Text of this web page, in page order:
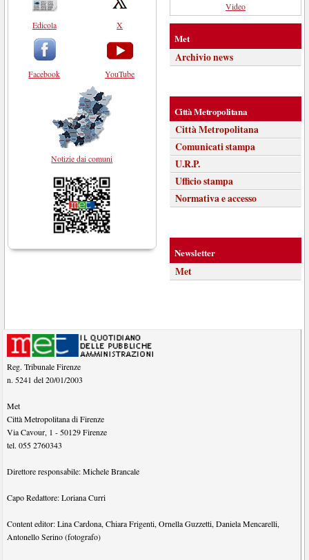
Edicola
Facebook
X
YouTube
Notizie dai comuni
Video
Met
Archivio news
Città Metropolitana
Città Metropolitana
Comunicati stampa
U.R.P.
Ufficio stampa
Normativa e accesso
Newsletter
Met
Reg. Tribunale Firenze
n. 5241 del 20/01/2003
Met
Città Metropolitana di Firenze
Via Cavour, 1 -50129 Firenze
tel.055 2760343
Direttore responsabile:Michele Brancale
Capo Redattore:Loriana Curri
Content editor:Lina Cardona,Chiara Frigenti,Ornella Guzzetti,Daniela Mencarelli,
Antonello Serino (fotografo)